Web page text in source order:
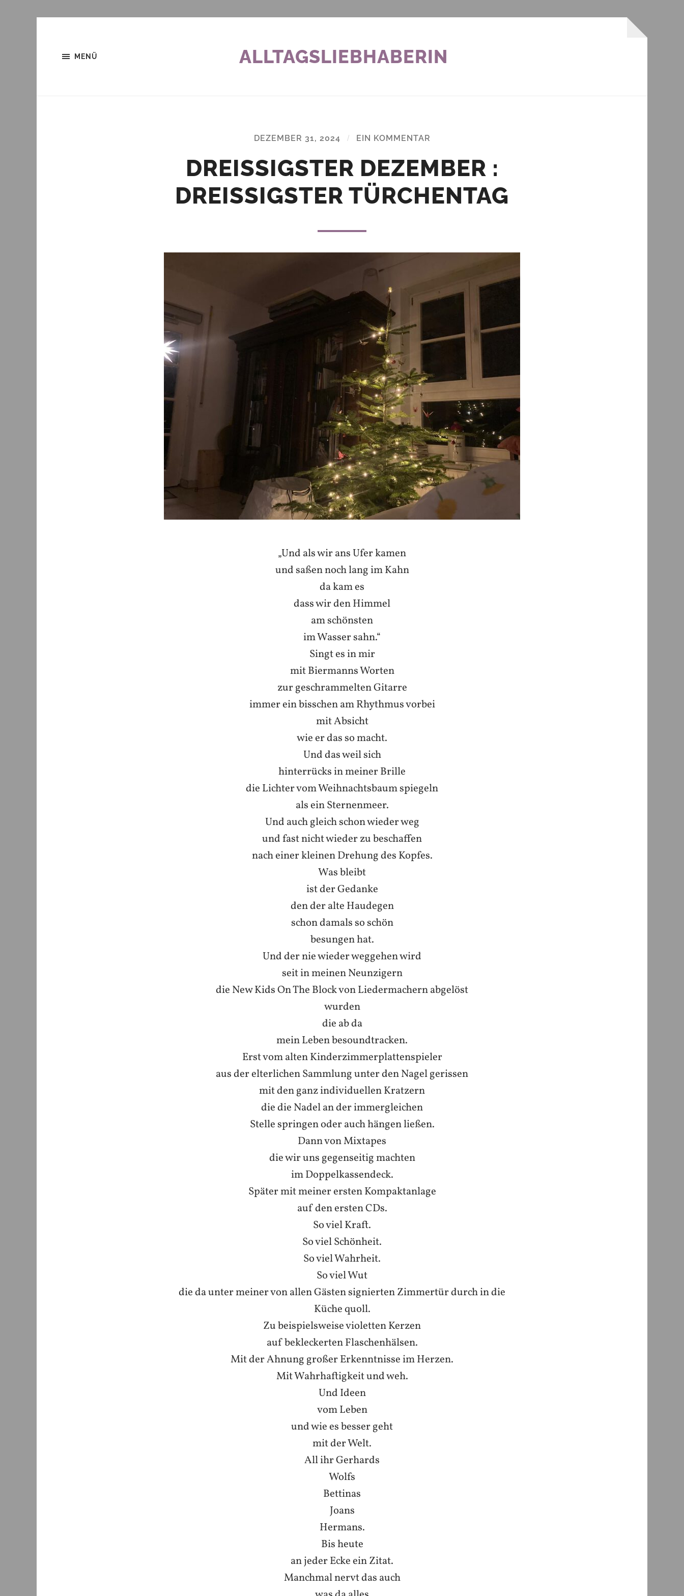
MENÜ ALLTAGSLIEBHABERIN
DEZEMBER 31, 2024 / EIN KOMMENTAR
DREISSIGSTER DEZEMBER : D
REISSIGSTER TÜRCHENTAG
„Und als wir ans Ufer kamen
und saßen noch lang im Kahn
da kam es
dass wir den Himmel
am schönsten
im Wasser sahn.“
Singt es in mir
mit Biermanns Worten
zur geschrammelten Gitarre
immer ein bisschen am Rhythmus vorbei
mit Absicht
wie er das so macht.
Und das weil sich
hinterrücks in meiner Brille
die Lichter vom Weihnachtsbaum spiegeln
als ein Sternenmeer.
Und auch gleich schon wieder weg
und fast nicht wieder zu beschaffen
nach einer kleinen Drehung des Kopfes.
Was bleibt
ist der Gedanke
den der alte Haudegen
schon damals so schön
besungen hat.
Und der nie wieder weggehen wird
seit in meinen Neunzigern
die New Kids On The Block von Liedermachern abgelöst
wurden
die ab da
mein Leben besoundtracken.
Erst vom alten Kinderzimmerplattenspieler
aus der elterlichen Sammlung unter den Nagel gerissen
mit den ganz individuellen Kratzern
die die Nadel an der immergleichen
Stelle springen oder auch hängen ließen.
Dann von Mixtapes
die wir uns gegenseitig machten
im Doppelkassendeck.
Später mit meiner ersten Kompaktanlage
auf den ersten CDs.
So viel Kraft.
So viel Schönheit.
So viel Wahrheit.
So viel Wut
die da unter meiner von allen Gästen signierten Zimmertür durch in die
Küche quoll.
Zu beispielsweise violetten Kerzen
auf bekleckerten Flaschenhälsen.
Mit der Ahnung großer Erkenntnisse im Herzen.
Mit Wahrhaftigkeit und weh.
Und Ideen
vom Leben
und wie es besser geht
mit der Welt.
All ihr Gerhards
Wolfs
Bettinas
Joans
Hermans.
Bis heute
an jeder Ecke ein Zitat.
Manchmal nervt das auch